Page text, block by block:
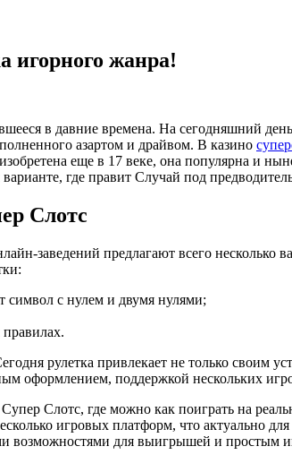
игорного жанра!
в давние времена. На сегодняшний
азартом и драйвом. В казино
еще в 17 веке, она популярна и
где правит Случай под
Слотс
заведений предлагают всего несколько
символ с нулем и двумя нулями;
рулетка привлекает не только
оформлением, поддержкой нескольких
Слотс, где можно как поиграть на
игровых платформ, что актуально
возможностями для выигрышей и простым